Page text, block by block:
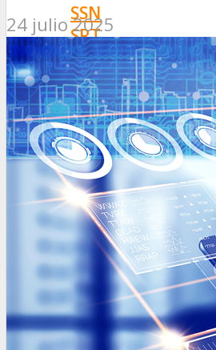
SSN
SRT
BOLETÍN OFICIAL
PROYECTOS DE
SOCIEDADES
OTRAS NORMAS
INNOVACIÓN
NOTICIAS
LA CONFE
ITC
INESE – FÜTURE
INTERNACIONALES
AMÉRICA LATINA
ESTADOS UNIDOS
EUROPA
24 julio 2025